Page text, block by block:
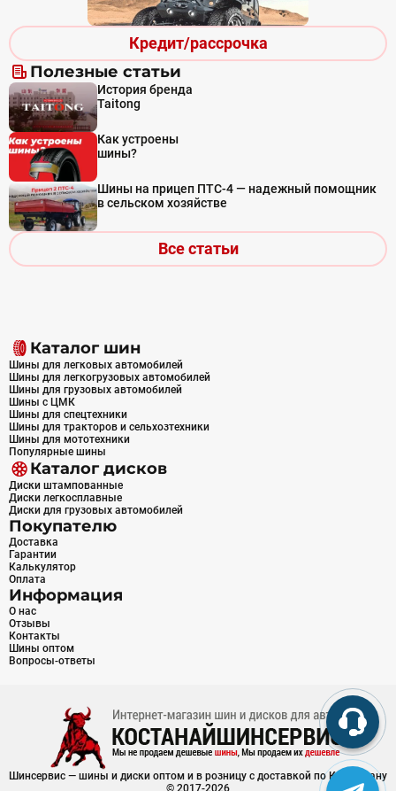
Кредит/рассрочка
Полезные статьи
История бренда
Taitong
Как устроены
шины?
Шины на прицеп ПТС-4 — надежный помощник
в сельском хозяйстве
Все статьи
Каталог шин
Шины для легковых автомобилей
Шины для легкогрузовых автомобилей
Шины для грузовых автомобилей
Шины с ЦМК
Шины для спецтехники
Шины для тракторов и сельхозтехники
Шины для мототехники
Популярные шины
Каталог дисков
Диски штампованные
Диски легкосплавные
Диски для грузовых автомобилей
Покупателю
Доставка
Гарантии
Калькулятор
Оплата
Информация
О нас
Отзывы
Контакты
Шины оптом
Вопросы-ответы
Шинсервис — шины и диски оптом и в розницу с доставкой по Казахстану
© 2017-2026